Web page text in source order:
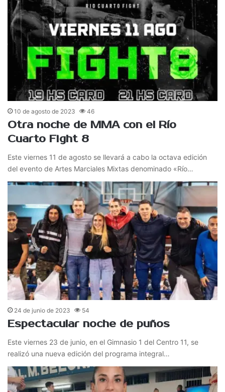
10 de agosto de 2023 46
Otra noche de MMA con el Río
Cuarto Fight 8
Este viernes 11 de agosto se llevará a cabo la octava edición
del evento de Artes Marciales Mixtas denominado «Río…
24 de junio de 2023 54
Espectacular noche de puños
Este viernes 23 de junio, en el Gimnasio 1 del Centro 11, se
realizó una nueva edición del programa integral…